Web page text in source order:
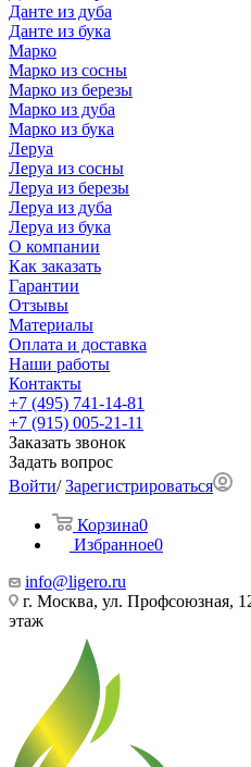
Данте из дуба
Данте из бука
Марко
Марко из сосны
Марко из березы
Марко из дуба
Марко из бука
Леруа
Леруа из сосны
Леруа из березы
Леруа из дуба
Леруа из бука
О компании
Как заказать
Гарантии
Отзывы
Материалы
Оплата и доставка
Наши работы
Контакты
+7 (495) 741-14-81
+7 (915) 005-21-11
Заказать звонок
Задать вопрос
Войти/Зарегистрироваться
Корзина0
Избранное0
info@ligero.ru
г. Москва, ул. Профсоюзная,
этаж